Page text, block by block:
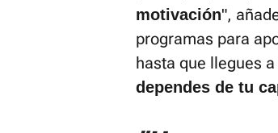
motivación",
programas para
hasta que llegues
dependes de tu